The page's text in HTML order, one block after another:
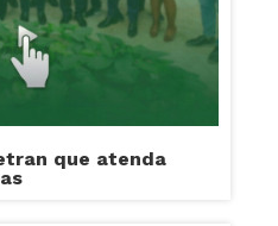
que atenda